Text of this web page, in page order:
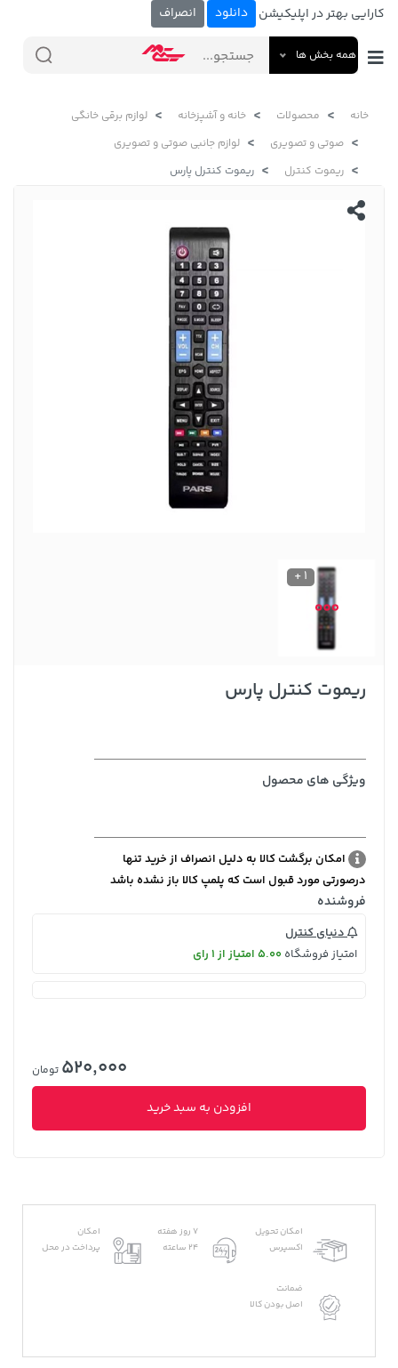
کارایی بهتر در اپلیکیشن دانلود انصراف
همه بخش ها
خانه محصولات خانه و آشپزخانه
لوازم برقی خانگی
صوتی و تصویری
لوازم جانبی صوتی و تصویری
ریموت کنترل
ریموت کنترل پارس
1 +
ریموت کنترل پارس
ویژگی های محصول
امکان برگشت کالا به دلیل انصراف از خرید تنها
درصورتی مورد قبول است که پلمپ کالا باز نشده باشد
فروشنده
دنیای کنترل
امتیاز فروشگاه 5.00 امتیاز از 1 رای
520,000 تومان
افزودن به سبد خرید
امکان تحویل
اکسپرس
7 روز هفته
24 ساعته
امکان
پرداخت در محل
ضمانت
اصل بودن کالا